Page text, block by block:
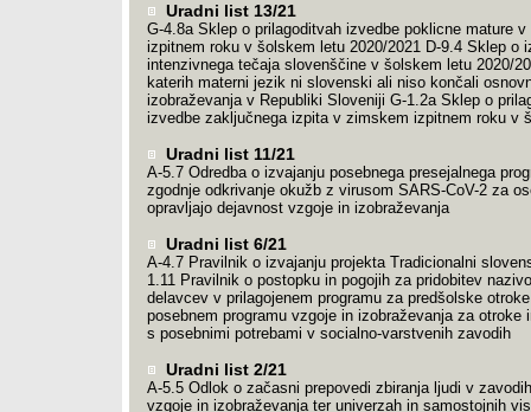
Uradni list 13/21
G-4.8a Sklep o prilagoditvah izvedbe poklicne mature
izpitnem roku v šolskem letu 2020/2021 D-9.4 Sklep o
intenzivnega tečaja slovenščine v šolskem letu 2020/
katerih materni jezik ni slovenski ali niso končali
izobraževanja v Republiki Sloveniji G-1.2a Sklep o
izvedbe zaključnega izpita v zimskem izpitnem roku v
Uradni list 11/21
A-5.7 Odredba o izvajanju posebnega presejalnega
zgodnje odkrivanje okužb z virusom SARS-CoV-2 za
opravljajo dejavnost vzgoje in izobraževanja
Uradni list 6/21
A-4.7 Pravilnik o izvajanju projekta Tradicionalni
1.11 Pravilnik o postopku in pogojih za pridobitev
delavcev v prilagojenem programu za predšolske
posebnem programu vzgoje in izobraževanja za otroke
s posebnimi potrebami v socialno-varstvenih zavodih
Uradni list 2/21
A-5.5 Odlok o začasni prepovedi zbiranja ljudi v
vzgoje in izobraževanja ter univerzah in samostojnih